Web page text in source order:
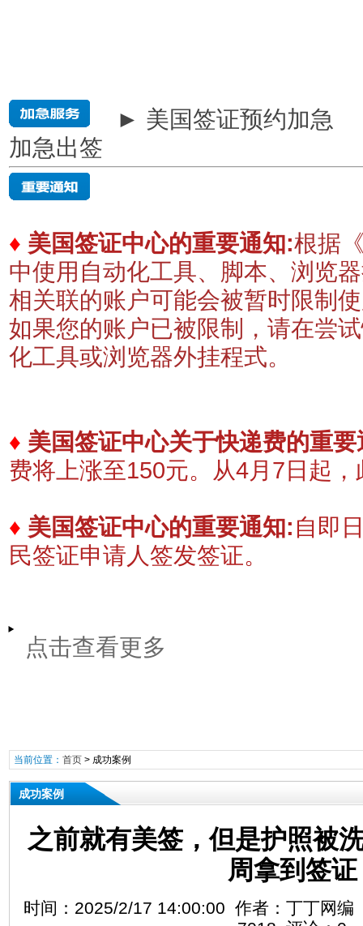
► 美国签证预约加急
加急出签
♦ 美国签证中心的重要通知:根据
中使用自动化工具、脚本、浏览
相关联的账户可能会被暂时限制
如果您的账户已被限制，请在尝
化工具或浏览器外挂程式。
♦ 美国签证中心关于快递费的重
费将上涨至150元。
从4月7日起
♦ 美国签证中心的重要通知: 自即
民签证申请人签发签证。
点击查看更多
当前位置： 首页> 成功案例
成功案例
之前就有美签，但是护照被
周拿到签证
时间：2025/2/17 14:00:00 作者：丁丁网